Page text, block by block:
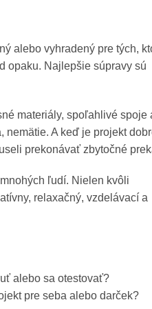
alebo vyhradený pre tých,
opaku. Najlepšie súpravy sú
materiály, spoľahlivé spoje
nemätie. A keď je projekt
prekonávať zbytočné
ľudí. Nielen kvôli
relaxačný, vzdelávací a
alebo sa otestovať?
pre seba alebo darček?